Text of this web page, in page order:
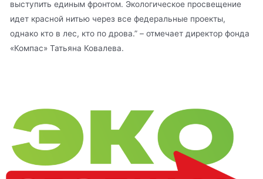
выступить единым фронтом. Экологическое просвещение
идет красной нитью через все федеральные проекты,
однако кто в лес, кто по дрова.” – отмечает директор фонда
«Компас» Татьяна Ковалева.